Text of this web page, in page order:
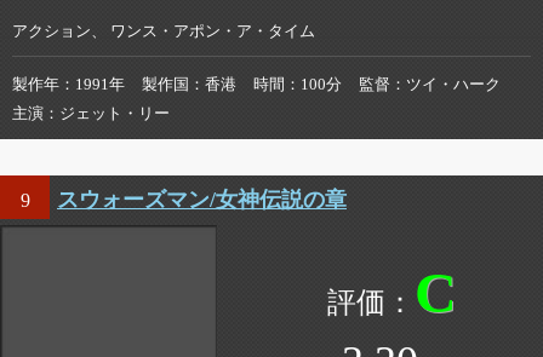
アクション、 ワンス・アポン・ア・タイム
製作年 1991年 製作国 香港 時間 100分 監督
ツイ・ハーク
主演
ジェット・リー
9 スウォーズマン/女神伝説の章
C